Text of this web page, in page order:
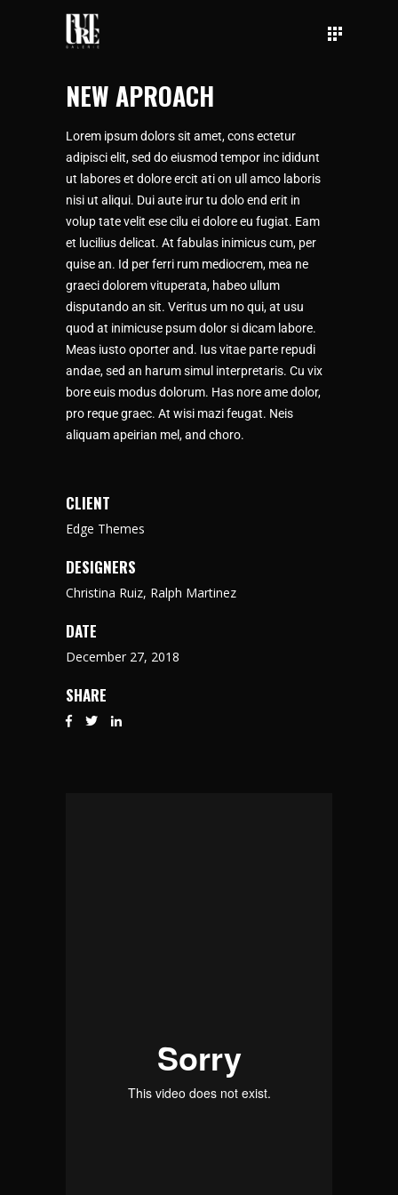
NEW APROACH
Lorem ipsum dolors sit amet, cons ectetur
adipisci elit, sed do eiusmod tempor inc ididunt
ut labores et dolore ercit ati on ull amco laboris
nisi ut aliqui. Dui aute irur tu dolo end erit in
volup tate velit ese cilu ei dolore eu fugiat. Eam
et lucilius delicat. At fabulas inimicus cum, per
quise an. Id per ferri rum mediocrem, mea ne
graeci dolorem vituperata, habeo ullum
disputando an sit. Veritus um no qui, at usu
quod at inimicuse psum dolor si dicam labore.
Meas iusto oporter and. Ius vitae parte repudi
andae, sed an harum simul interpretaris. Cu vix
bore euis modus dolorum. Has nore ame dolor,
pro reque graec. At wisi mazi feugat. Neis
aliquam apeirian mel, and choro.
CLIENT
Edge Themes
DESIGNERS
Christina Ruiz, Ralph Martinez
DATE
December 27, 2018
SHARE